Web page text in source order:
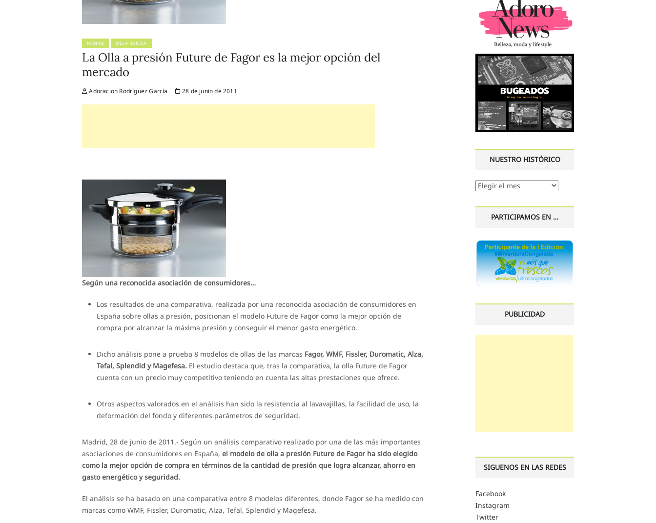
MENAJE OLLA RÁPIDA
La Olla a presión Future de Fagor es la mejor opción del
mercado
Adoracion Rodríguez García 28 de junio de 2011
Según una reconocida asociación de consumidores…
Los resultados de una comparativa, realizada por una reconocida asociación de consumidores en
España sobre ollas a presión, posicionan el modelo Future de Fagor como la mejor opción de
compra por alcanzar la máxima presión y conseguir el menor gasto energético.
Dicho análisis pone a prueba 8 modelos de ollas de las marcas Fagor, WMF, Fissler, Duromatic, Alza,
Tefal, Splendid y Magefesa. El estudio destaca que, tras la comparativa, la olla Future de Fagor
cuenta con un precio muy competitivo teniendo en cuenta las altas prestaciones que ofrece.
Otros aspectos valorados en el análisis han sido la resistencia al lavavajillas, la facilidad de uso, la
deformación del fondo y diferentes parámetros de seguridad.
Madrid, 28 de junio de 2011.- Según un análisis comparativo realizado por una de las más importantes
asociaciones de consumidores en España, el modelo de olla a presión Future de Fagor ha sido elegido
como la mejor opción de compra en términos de la cantidad de presión que logra alcanzar, ahorro en
gasto energético y seguridad.
El análisis se ha basado en una comparativa entre 8 modelos diferentes, donde Fagor se ha medido con
marcas como WMF, Fissler, Duromatic, Alza, Tefal, Splendid y Magefesa.
NUESTRO HISTÓRICO
Nuestro
PARTICIPAMOS EN …
PUBLICIDAD
SIGUENOS EN LAS REDES
Facebook
Instagram
Twitter